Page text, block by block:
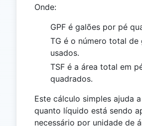
Onde:
GPF é galões por pé
TG é o número total de
usados.
TSF é a área total em
quadrados.
Este cálculo simples ajuda
quanto líquido está sendo
necessário por unidade de